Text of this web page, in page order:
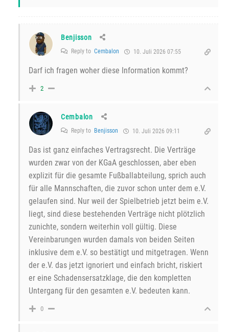
Benjisson
Reply to Cembalon 10. Juli 2026 07:55
Darf ich fragen woher diese Information kommt?
2
Cembalon
Reply to Benjisson 10. Juli 2026 09:11
Das ist ganz einfaches Vertragsrecht. Die Verträge
wurden zwar von der KGaA geschlossen, aber eben
explizit für die gesamte Fußballabteilung, sprich auch
für alle Mannschaften, die zuvor schon unter dem e.V.
gelaufen sind. Nur weil der Spielbetrieb jetzt beim e.V.
liegt, sind diese bestehenden Verträge nicht plötzlich
zunichte, sondern weiterhin voll gültig. Diese
Vereinbarungen wurden damals von beiden Seiten
inklusive dem e.V. so bestätigt und mitgetragen. Wenn
der e.V. das jetzt ignoriert und einfach bricht, riskiert
er eine Schadensersatzklage, die den kompletten
Untergang für den gesamten e.V. bedeuten kann.
0